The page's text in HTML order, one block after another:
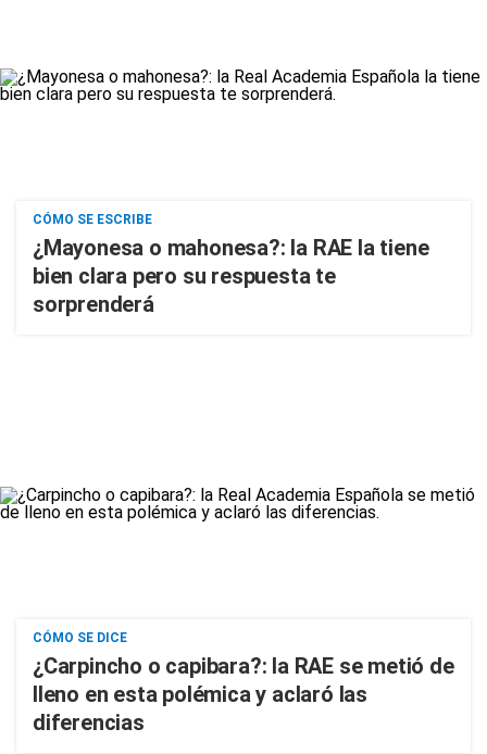
CÓMO SE ESCRIBE
¿Mayonesa o mahonesa?: la RAE la tiene
bien clara pero su respuesta te
sorprenderá
CÓMO SE DICE
¿Carpincho o capibara?: la RAE se metió de
lleno en esta polémica y aclaró las
diferencias